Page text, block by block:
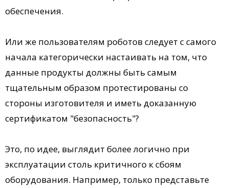
обеспечения.
Или же пользователям роботов следует с самого
начала категорически настаивать на том, что
данные продукты должны быть самым
тщательным образом протестированы со
стороны изготовителя и иметь доказанную
сертификатом "безопасность"?
Это, по идее, выглядит более логично при
эксплуатации столь критичного к сбоям
оборудования. Например, только представьте